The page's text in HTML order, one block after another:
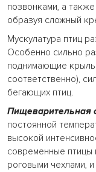
позвонками, а
образуя сложный
Мускулатура птиц
Особенно сильно
поднимающие
соответственно),
бегающих птиц.
Пищеварительная
постоянной
высокой
современные
роговыми чехлами,